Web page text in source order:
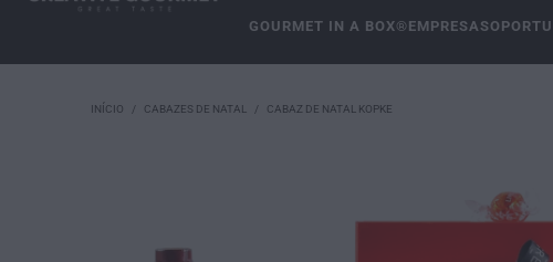
GOURMET IN A BOX®EMPRESAS
INÍCIO / CABAZES DE NATAL / CABAZ DE NATAL KOPKE